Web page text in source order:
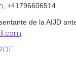
, +41796606514
de la AIJD